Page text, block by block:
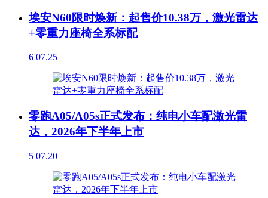
埃安N60限时焕新：起售价10.38万，激光雷达
+零重力座椅全系标配
6 07.25
零跑A05/A05s正式发布：纯电小车配激光雷
达，2026年下半年上市
5 07.20